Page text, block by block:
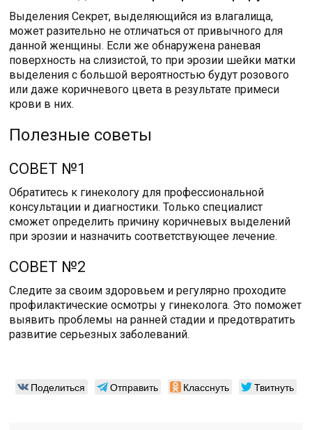
Выделения Секрет, выделяющийся из влагалища,
может разительно не отличаться от привычного для
данной женщины. Если же обнаружена раневая
поверхность на слизистой, то при эрозии шейки матки
выделения с большой вероятностью будут розового
или даже коричневого цвета в результате примеси
крови в них.
Полезные советы
СОВЕТ №1
Обратитесь к гинекологу для профессиональной
консультации и диагностики. Только специалист
сможет определить причину коричневых выделений
при эрозии и назначить соответствующее лечение.
СОВЕТ №2
Следите за своим здоровьем и регулярно проходите
профилактические осмотры у гинеколога. Это поможет
выявить проблемы на ранней стадии и предотвратить
развитие серьезных заболеваний.
Поделиться Отправить Класснуть Твитнуть